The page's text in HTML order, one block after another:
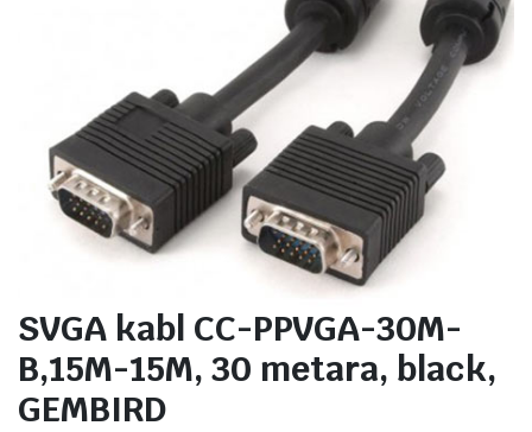
SVGA kabl CC-PPVGA-30M-
B,15M-15M, 30 metara, black,
GEMBIRD